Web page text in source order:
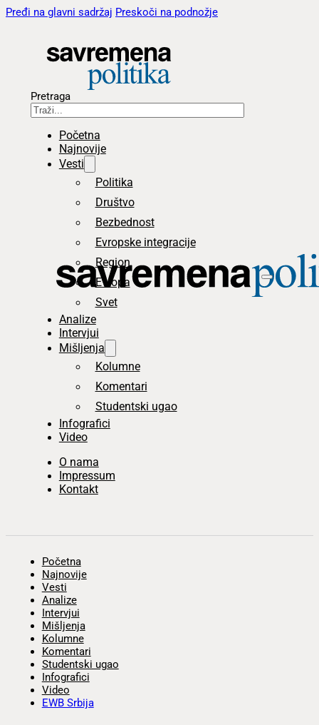
Pređi na glavni sadržaj Preskoči na podnožje
Pretraga
Početna
Najnovije
Vesti
Politika
Društvo
Bezbednost
Evropske integracije
Region
Evropa
Svet
Analize
Intervjui
Mišljenja
Kolumne
Komentari
Studentski ugao
Infografici
Video
O nama
Impressum
Kontakt
Početna
Najnovije
Vesti
Analize
Intervjui
Mišljenja
Kolumne
Komentari
Studentski ugao
Infografici
Video
EWB Srbija